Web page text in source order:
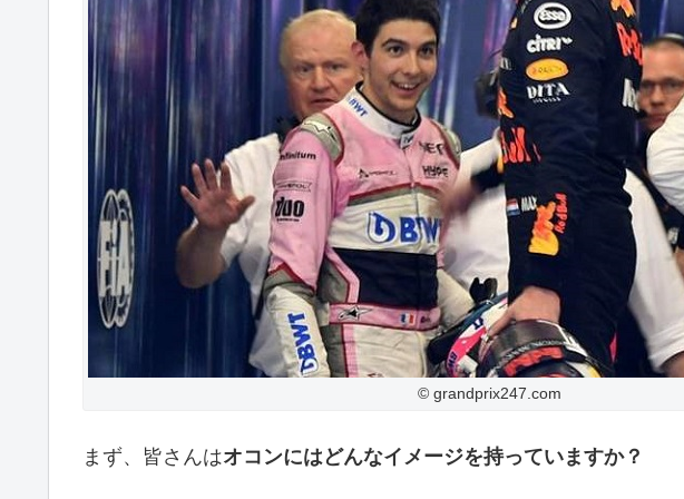
© grandprix247.com
まず、皆さんはオコンにはどんなイメージを持っていますか？